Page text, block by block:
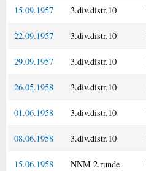
15.09.1957 3.div.distr.10
22.09.1957 3.div.distr.10
29.09.1957 3.div.distr.10
26.05.1958 3.div.distr.10
01.06.1958 3.div.distr.10
08.06.1958 3.div.distr.10
15.06.1958 NNM 2.runde